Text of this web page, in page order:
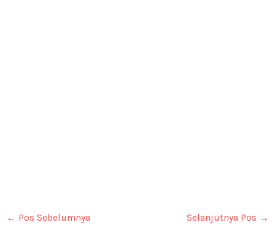
← Pos Sebelumnya Selanjutnya Pos →